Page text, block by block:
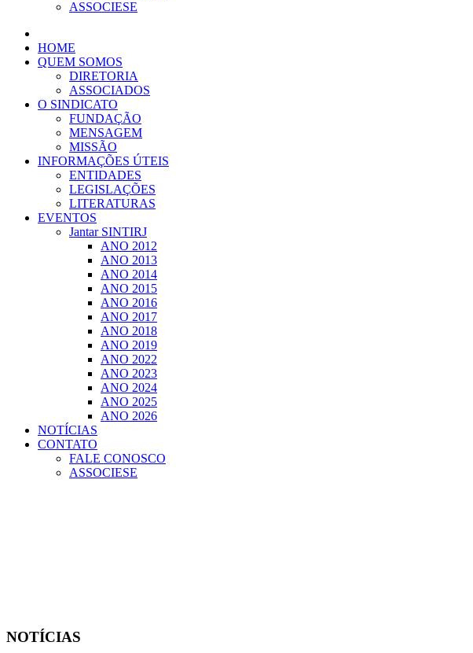
ASSOCIESE
HOME
QUEM SOMOS
DIRETORIA
ASSOCIADOS
O SINDICATO
FUNDAÇÃO
MENSAGEM
MISSÃO
INFORMAÇÕES ÚTEIS
ENTIDADES
LEGISLAÇÕES
LITERATURAS
EVENTOS
Jantar SINTIRJ
ANO 2012
ANO 2013
ANO 2014
ANO 2015
ANO 2016
ANO 2017
ANO 2018
ANO 2019
ANO 2022
ANO 2023
ANO 2024
ANO 2025
ANO 2026
NOTÍCIAS
CONTATO
FALE CONOSCO
ASSOCIESE
NOTÍCIAS